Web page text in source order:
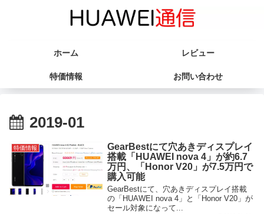
ホーム レビュー
特価情報 お問い合わせ
2019-01
特価情報
GearBestにて穴あきディスプレイ
搭載「HUAWEI nova 4」が約6.7
万円、「Honor V20」が7.5万円で
購入可能
GearBestにて、穴あきディスプレイ搭載
の「HUAWEI nova 4」と「Honor V20」が
セール対象になって...